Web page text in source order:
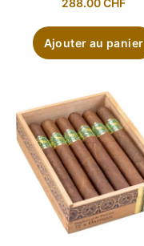
Ajouter au panier